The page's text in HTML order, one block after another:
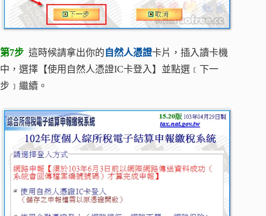
第7步 這時候請拿出你的 自然人憑證卡片，插入讀卡機
中，選擇【使用自然人憑證IC卡登入】並點選﹝下一
步﹞繼續。